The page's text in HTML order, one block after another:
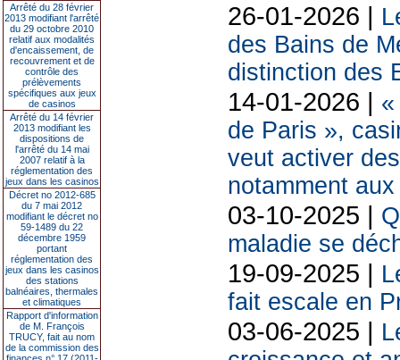
Arrêté du 28 février
2013 modifiant l'arrêté
du 29 octobre 2010
relatif aux modalités
d'encaissement, de
recouvrement et de
contrôle des
prélèvements
spécifiques aux jeux
de casinos
Arrêté du 14 février
2013 modifiant les
dispositions de
l'arrêté du 14 mai
2007 relatif à la
réglementation des
jeux dans les casinos
Décret no 2012-685
du 7 mai 2012
modifiant le décret no
59-1489 du 22
décembre 1959
portant
réglementation des
jeux dans les casinos
des stations
balnéaires, thermales
et climatiques
Rapport d'information
de M. François
TRUCY, fait au nom
de la commission des
26-01-2026 |
des Bains de
distinction des
14-01-2026 |
de Paris »,
veut activer
notamment
03-10-2025 |
maladie se
19-09-2025 |
fait escale en
03-06-2025 |